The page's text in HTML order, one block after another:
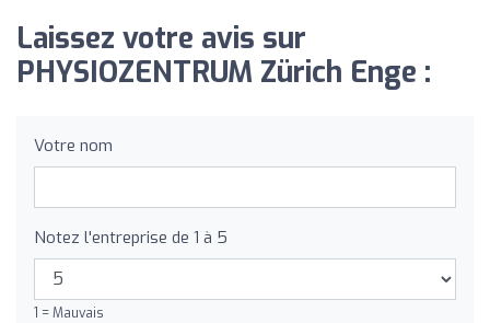
Laissez votre avis sur
PHYSIOZENTRUM Zürich Enge :
Votre nom
Notez l'entreprise de 1 à 5
1 = Mauvais